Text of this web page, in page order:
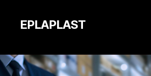
EPLAPLAST